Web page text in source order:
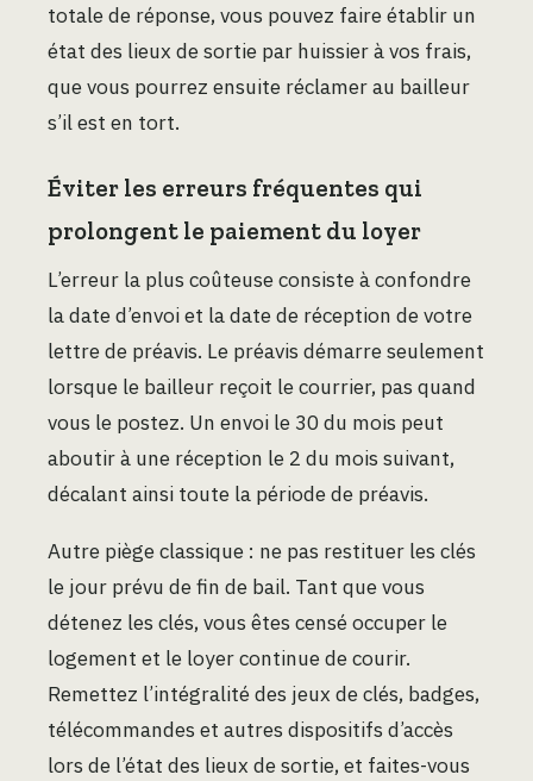
totale de réponse, vous pouvez faire établir un
état des lieux de sortie par huissier à vos frais,
que vous pourrez ensuite réclamer au bailleur
s’il est en tort.
Éviter les erreurs fréquentes qui
prolongent le paiement du loyer
L’erreur la plus coûteuse consiste à confondre
la date d’envoi et la date de réception de votre
lettre de préavis. Le préavis démarre seulement
lorsque le bailleur reçoit le courrier, pas quand
vous le postez. Un envoi le 30 du mois peut
aboutir à une réception le 2 du mois suivant,
décalant ainsi toute la période de préavis.
Autre piège classique : ne pas restituer les clés
le jour prévu de fin de bail. Tant que vous
détenez les clés, vous êtes censé occuper le
logement et le loyer continue de courir.
Remettez l’intégralité des jeux de clés, badges,
télécommandes et autres dispositifs d’accès
lors de l’état des lieux de sortie, et faites-vous